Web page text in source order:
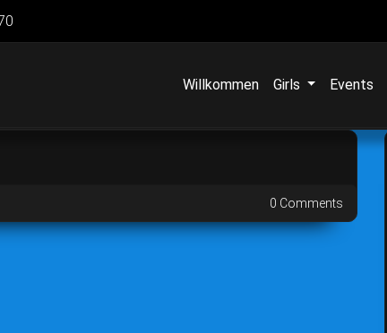
Willkommen Girls Events
0 Comments